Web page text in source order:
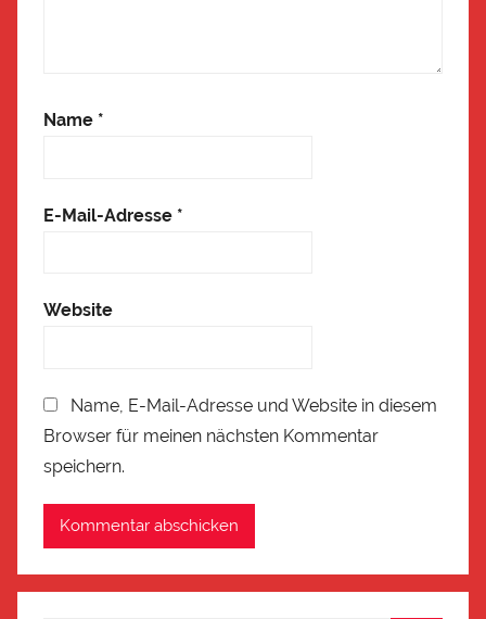
Name *
E-Mail-Adresse *
Website
Name, E-Mail-Adresse und Website in diesem
Browser für meinen nächsten Kommentar
speichern.